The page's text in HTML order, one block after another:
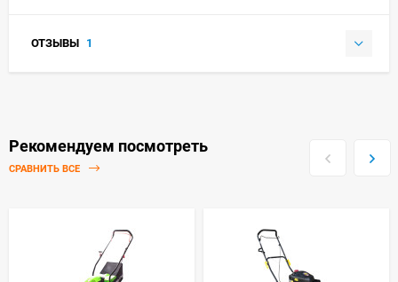
ОТЗЫВЫ 1
Рекомендуем посмотреть
СРАВНИТЬ ВСЕ